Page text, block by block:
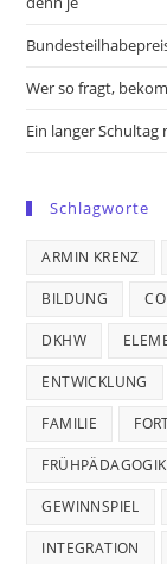
Wer so fragt,
Ein langer
Schlagworte
ARMIN KRENZ
BILDUNG
DKHW
ENTWICKLUNG
FAMILIE
FRÜHPÄDAGOGIK
GEWINNSPIEL
INTEGRATION